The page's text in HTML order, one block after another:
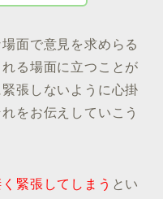
面で意見を求めらる
る場面に立つことが
張しないように心掛
をお伝えしていこう
緊張してしまう とい